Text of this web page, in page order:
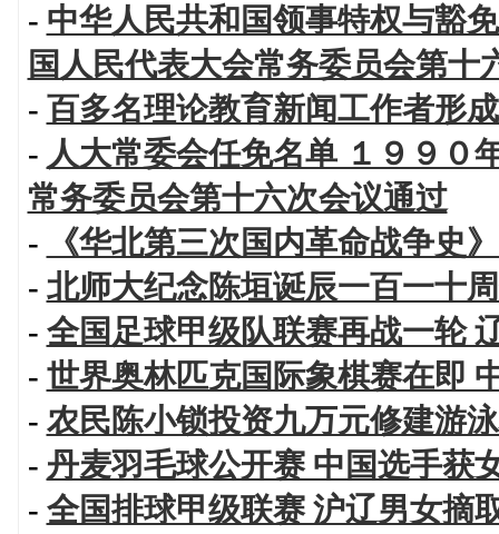
- 中华人民共和国领事特权与豁
国人民代表大会常务委员会第十
- 百多名理论教育新闻工作者形
- 人大常委会任免名单 １９９０
常务委员会第十六次会议通过
-
《华北第三次国内革命战争史
- 北师大纪念陈垣诞辰一百一十
- 全国足球甲级队联赛再战一轮
- 世界奥林匹克国际象棋赛在即
- 农民陈小锁投资九万元修建游
- 丹麦羽毛球公开赛 中国选手获
- 全国排球甲级联赛 沪辽男女摘